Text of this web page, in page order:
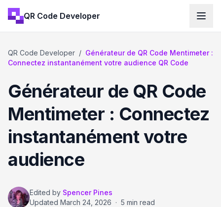
QR Code Developer
QR Code Developer / Générateur de QR Code Mentimeter :
Connectez instantanément votre audience QR Code
Générateur de QR Code
Mentimeter : Connectez
instantanément votre
audience
Edited by Spencer Pines
Updated March 24, 2026 · 5 min read